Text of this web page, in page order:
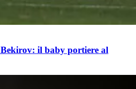
il baby portiere al